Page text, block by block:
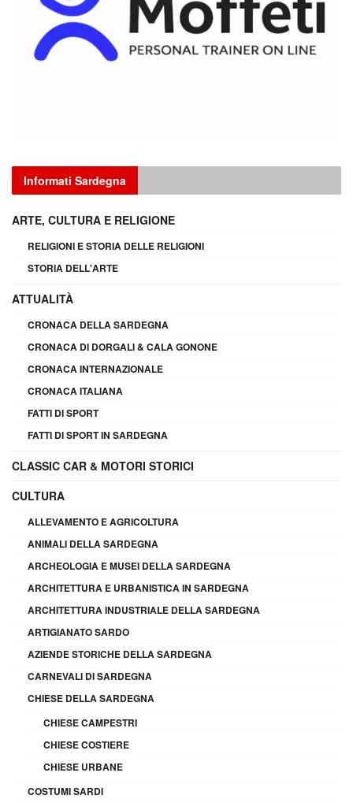
Informati Sardegna
ARTE, CULTURA E RELIGIONE
RELIGIONI E STORIA DELLE RELIGIONI
STORIA DELL'ARTE
ATTUALITÀ
CRONACA DELLA SARDEGNA
CRONACA DI DORGALI & CALA GONONE
CRONACA INTERNAZIONALE
CRONACA ITALIANA
FATTI DI SPORT
FATTI DI SPORT IN SARDEGNA
CLASSIC CAR & MOTORI STORICI
CULTURA
ALLEVAMENTO E AGRICOLTURA
ANIMALI DELLA SARDEGNA
ARCHEOLOGIA E MUSEI DELLA SARDEGNA
ARCHITETTURA E URBANISTICA IN SARDEGNA
ARCHITETTURA INDUSTRIALE DELLA SARDEGNA
ARTIGIANATO SARDO
AZIENDE STORICHE DELLA SARDEGNA
CARNEVALI DI SARDEGNA
CHIESE DELLA SARDEGNA
CHIESE CAMPESTRI
CHIESE COSTIERE
CHIESE URBANE
COSTUMI SARDI